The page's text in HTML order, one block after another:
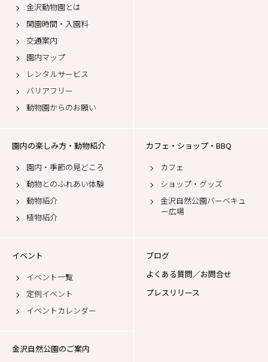
金沢動物園とは
開園時間・入園料
交通案内
園内マップ
レンタルサービス
バリアフリー
動物園からのお願い
園内の楽しみ方・動物紹介
園内・季節の見どころ
動物とのふれあい体験
動物紹介
植物紹介
カフェ・ショップ・BBQ
カフェ
ショップ・グッズ
金沢自然公園バーベキュ
ー広場
イベント
イベント一覧
定例イベント
イベントカレンダー
ブログ
よくある質問／お問合せ
プレスリリース
金沢自然公園のご案内